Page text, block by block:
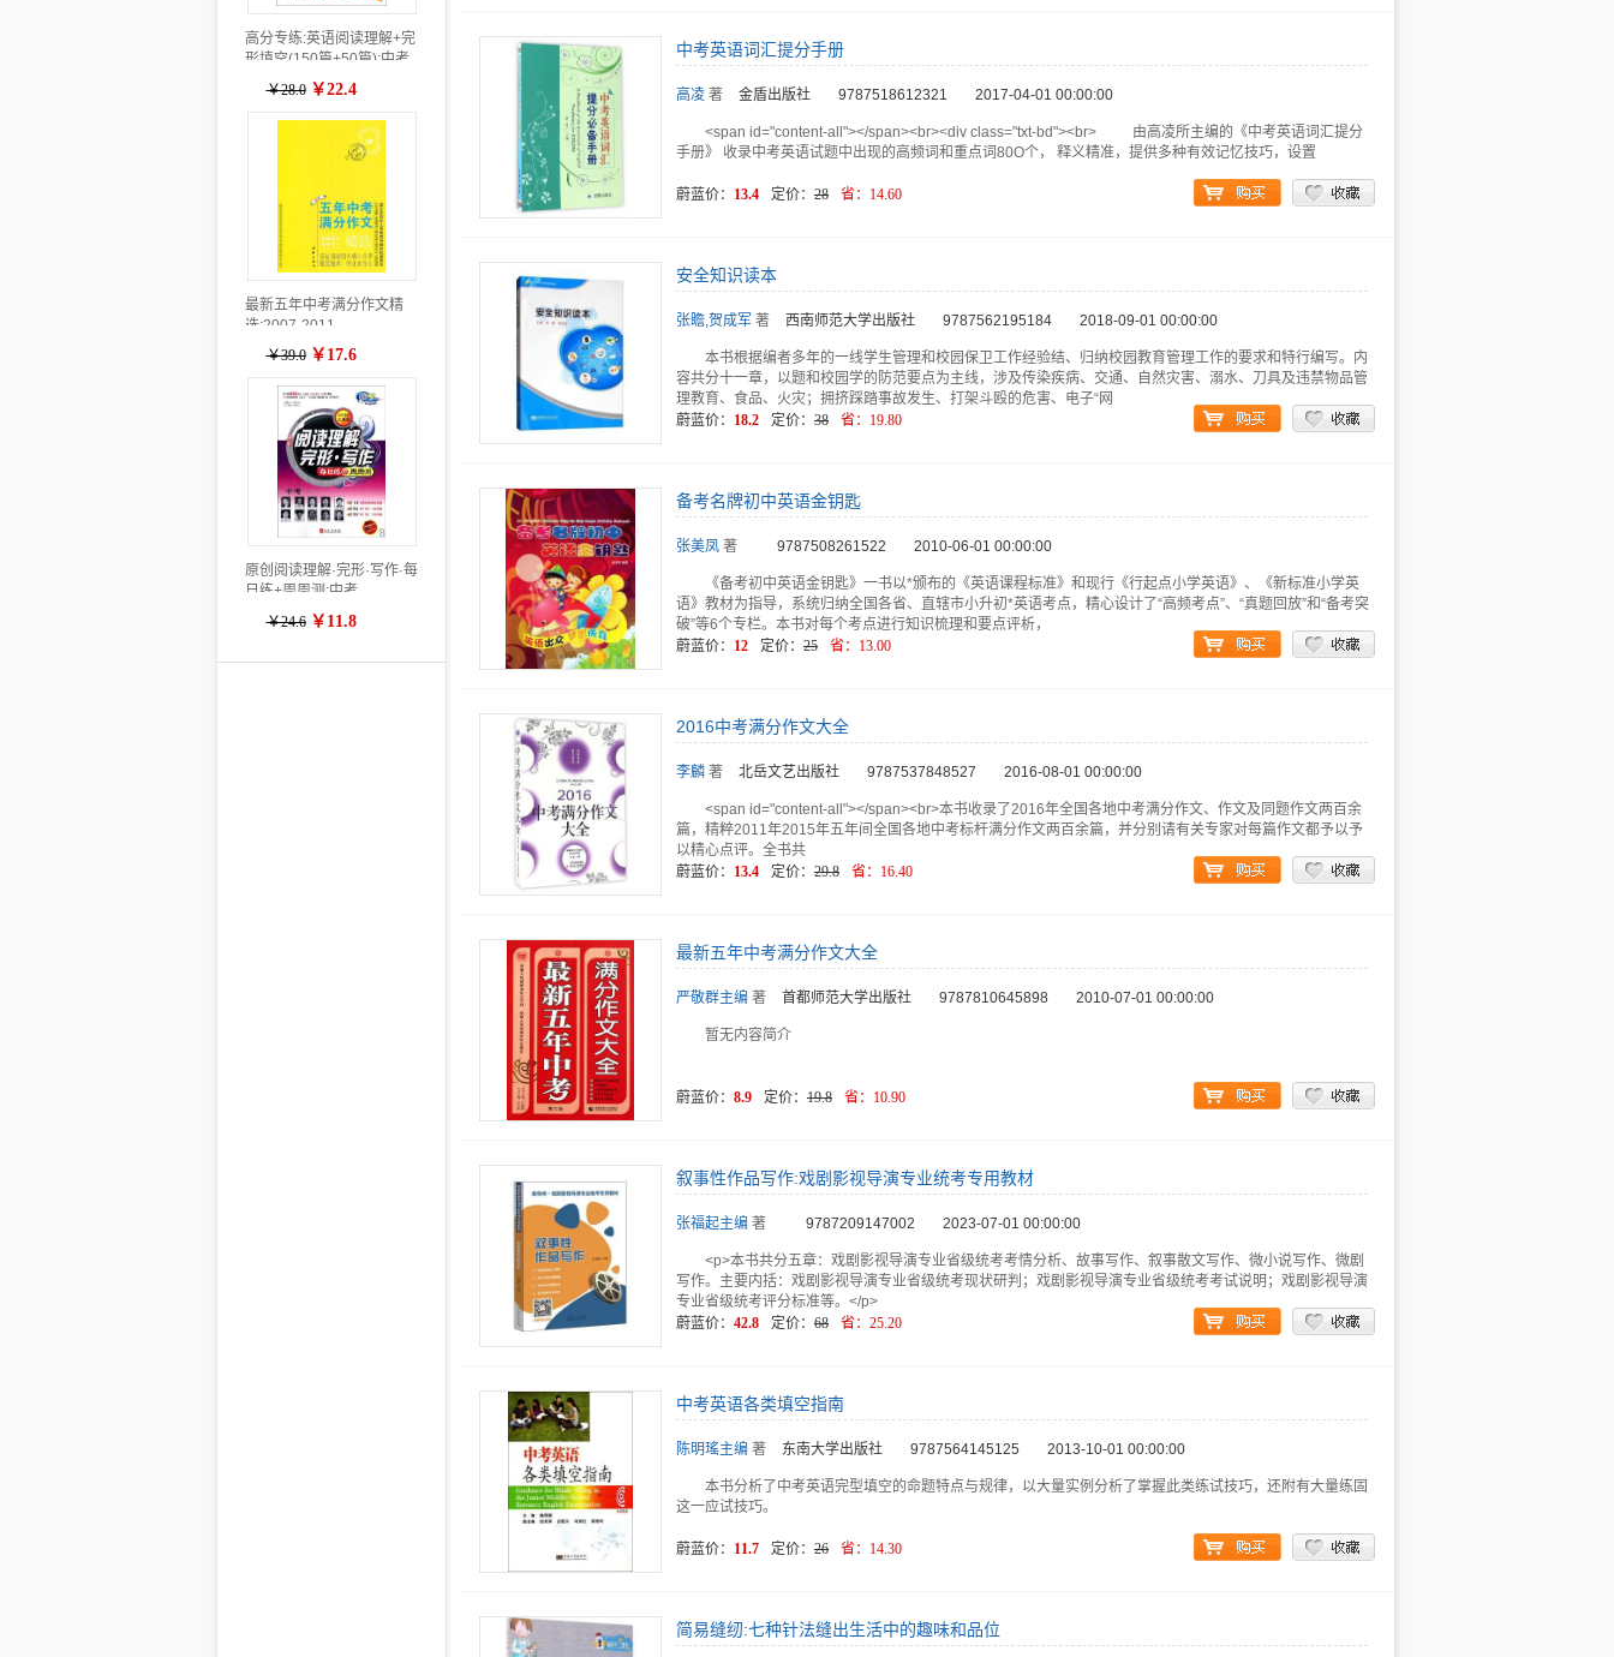
高分专练:英语阅读理解+完
形填空(150篇+50篇):中考
￥28.0 ￥22.4
最新五年中考满分作文精
选:2007-2011
￥39.0 ￥17.6
原创阅读理解·完形·写作·每
日练+周周测:中考
￥24.6 ￥11.8
中考英语词汇提分手册
高凌 著 金盾出版社 9787518612321 2017-04-01 00:00:00
<span id="content-all"></span><br><div class="txt-bd"><br> 由高凌所主编的《中考英语词汇提分
手册》 收录中考英语试题中出现的高频词和重点词80O个， 释义精准，提供多种有效记忆技巧，设置
蔚蓝价： 13.4 定价： 28 省： 14.60
安全知识读本
张瞻,贺成军 著 西南师范大学出版社 9787562195184 2018-09-01 00:00:00
本书根据编者多年的一线学生管理和校园保卫工作经验结、归纳校园教育管理工作的要求和特行编写。内
容共分十一章，以题和校园学的防范要点为主线，涉及传染疾病、交通、自然灾害、溺水、刀具及违禁物品管
理教育、食品、火灾；拥挤踩踏事故发生、打架斗殴的危害、电子“网
蔚蓝价： 18.2 定价： 38 省： 19.80
备考名牌初中英语金钥匙
张美凤 著 9787508261522 2010-06-01 00:00:00
《备考初中英语金钥匙》一书以*颁布的《英语课程标准》和现行《行起点小学英语》、《新标准小学英
语》教材为指导，系统归纳全国各省、直辖市小升初*英语考点，精心设计了“高频考点”、“真题回放”和“备考突
破”等6个专栏。本书对每个考点进行知识梳理和要点评析，
蔚蓝价： 12 定价： 25 省： 13.00
2016中考满分作文大全
李麟 著 北岳文艺出版社 9787537848527 2016-08-01 00:00:00
<span id="content-all"></span><br>本书收录了2016年全国各地中考满分作文、作文及同题作文两百余
篇，精粹2011年2015年五年间全国各地中考标杆满分作文两百余篇，并分别请有关专家对每篇作文都予以予
以精心点评。全书共
蔚蓝价： 13.4 定价： 29.8 省： 16.40
最新五年中考满分作文大全
严敬群主编 著 首都师范大学出版社 9787810645898 2010-07-01 00:00:00
暂无内容简介
蔚蓝价： 8.9 定价： 19.8 省： 10.90
叙事性作品写作:戏剧影视导演专业统考专用教材
张福起主编 著 9787209147002 2023-07-01 00:00:00
<p>本书共分五章：戏剧影视导演专业省级统考考情分析、故事写作、叙事散文写作、微小说写作、微剧
写作。主要内括：戏剧影视导演专业省级统考现状研判；戏剧影视导演专业省级统考考试说明；戏剧影视导演
专业省级统考评分标准等。</p>
蔚蓝价： 42.8 定价： 68 省： 25.20
中考英语各类填空指南
陈明瑤主编 著 东南大学出版社 9787564145125 2013-10-01 00:00:00
本书分析了中考英语完型填空的命题特点与规律，以大量实例分析了掌握此类练试技巧，还附有大量练固
这一应试技巧。
蔚蓝价： 11.7 定价： 26 省： 14.30
简易缝纫:七种针法缝出生活中的趣味和品位